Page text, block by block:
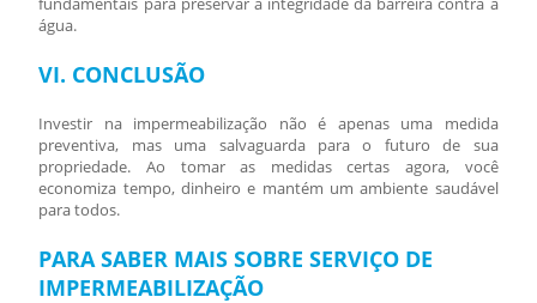
água.
VI. CONCLUSÃO
Investir na impermeabilização não é apenas uma medida
preventiva, mas uma salvaguarda para o futuro de sua
propriedade. Ao tomar as medidas certas agora, você
economiza tempo, dinheiro e mantém um ambiente saudável
para todos.
PARA SABER MAIS SOBRE SERVIÇO DE
IMPERMEABILIZAÇÃO